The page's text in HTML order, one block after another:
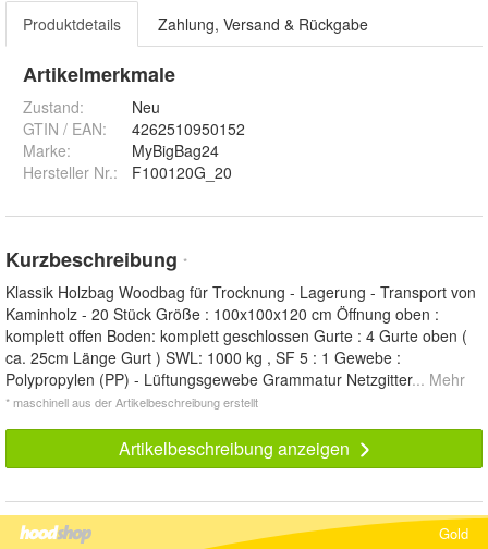
Produktdetails Zahlung, Versand & Rückgabe
Artikelmerkmale
Zustand:
Neu
GTIN / EAN:
4262510950152
Marke:
MyBigBag24
Hersteller Nr.:
F100120G_20
Kurzbeschreibung *
Klassik Holzbag Woodbag für Trocknung - Lagerung - Transport von
Kaminholz - 20 Stück Größe : 100x100x120 cm Öffnung oben :
komplett offen Boden: komplett geschlossen Gurte : 4 Gurte oben (
ca. 25cm Länge Gurt ) SWL: 1000 kg , SF 5 : 1 Gewebe :
Polypropylen (PP) - Lüftungsgewebe Grammatur Netzgitter... Mehr
* maschinell aus der Artikelbeschreibung erstellt
Artikelbeschreibung anzeigen
Gold